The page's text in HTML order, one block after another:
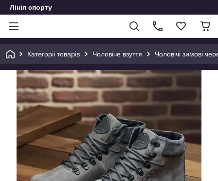
Лінія спорту
Категоріі товарів Чоловіче взуття Чоловічі зимові